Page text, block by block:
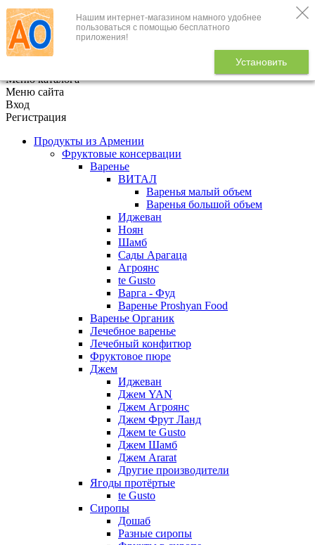
Нашим интернет-магазином намного удобнее
пользоваться с помощью бесплатного
приложения!
Установить
+7 (495) 646-888-1
В корзине
Меню каталога
Меню сайта
Вход
Регистрация
Продукты из Армении
Фруктовые консервации
Варенье
ВИТАЛ
Варенья малый объем
Варенья большой объем
Иджеван
Ноян
Шамб
Сады Арагаца
Агроянс
te Gusto
Варга - Фуд
Варенье Proshyan Food
Варенье Органик
Лечебное варенье
Лечебный конфитюр
Фруктовое пюре
Джем
Иджеван
Джем YAN
Джем Агроянс
Джем Фрут Ланд
Джем te Gusto
Джем Шамб
Джем Ararat
Другие производители
Ягоды протёртые
te Gusto
Сиропы
Дошаб
Разные сиропы